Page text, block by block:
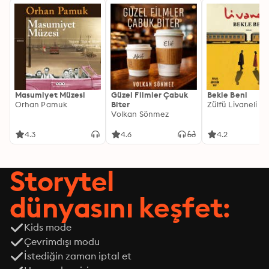
Masumiyet Müzesi
Orhan Pamuk
4.3
Güzel Filmler Çabuk
Biter
Volkan Sönmez
4.6
Bekle Beni
Zülfü Livaneli
4.2
Storytel
dünyasını keşfet:
Kids mode
Çevrimdışı modu
İstediğin zaman iptal et